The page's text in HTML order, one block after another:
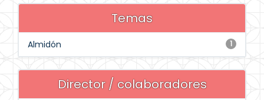
Temas
1
Almidón
Director / colaboradores